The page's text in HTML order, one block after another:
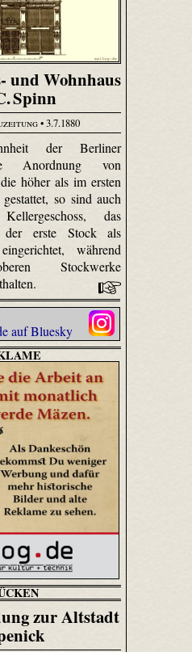
und Wohnhaus
Spinn
• 3.7.1880
der Berliner
Anordnung von
höher als im ersten
so sind auch
das
der erste Stock als
während
Stockwerke
zur Altstadt